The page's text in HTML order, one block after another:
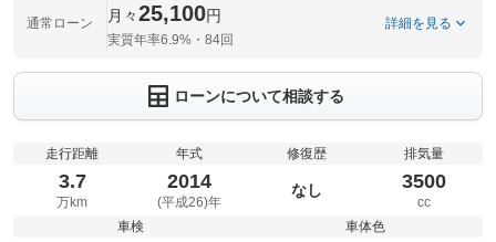
通常ローン 月々25,100円
実質年率6.9%・84回
詳細を見る
ローンについて相談する
走行距離
3.7
万km
年式
2014
(平成26)年
修復歴
なし
排気量
3500
cc
車検
車体色